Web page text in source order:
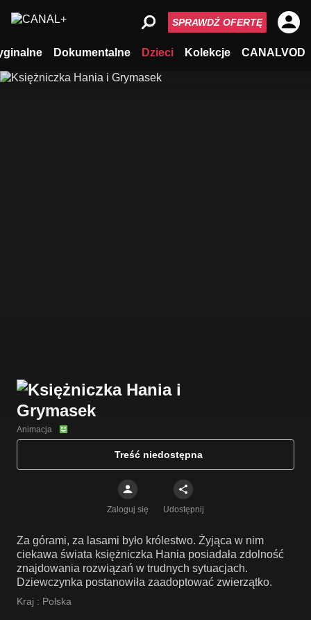
Dokumentalne Dzieci Kolekcje CANALVOD
SPRAWDŹ OFERTĘ
Animacja
Treść niedostępna
Zaloguj się Udostępnij
Za górami, za lasami było królestwo. Żyjąca w nim
ciekawa świata księżniczka Hania posiadała zdolność
znajdowania rozwiązań w trudnych sytuacjach.
Dziewczynka postanowiła zaadoptować zwierzątko.
Kraj : Polska